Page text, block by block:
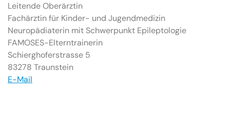
Leitende Oberärztin
Fachärztin für Kinder- und Jugendmedizin
Neuropädiaterin mit Schwerpunkt Epileptologie
FAMOSES-Elterntrainerin
Schierghoferstrasse 5
83278 Traunstein
E-Mail